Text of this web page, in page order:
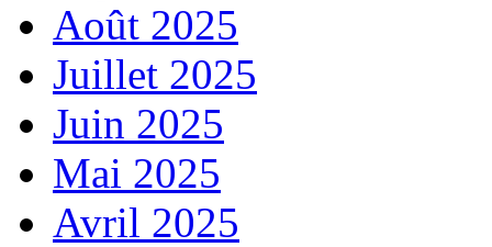
Août 2025
Juillet 2025
Juin 2025
Mai 2025
Avril 2025